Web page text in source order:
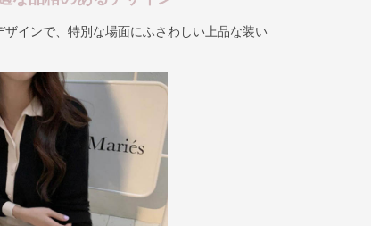
インで、特別な場面にふさわしい上品な装い